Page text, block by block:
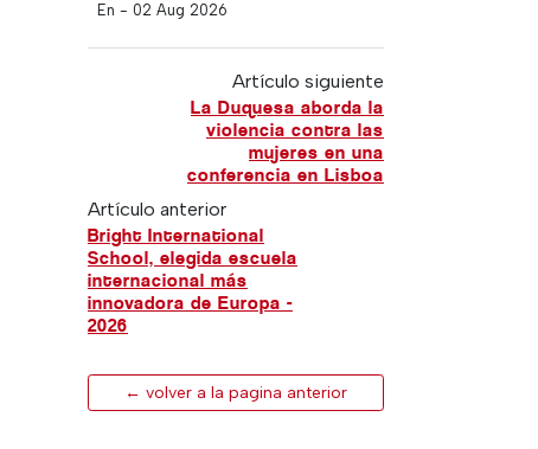
En - 02 Aug 2026
Artículo siguiente
La Duquesa aborda la
violencia contra las
mujeres en una
conferencia en Lisboa
Artículo anterior
Bright International
School, elegida escuela
internacional más
innovadora de Europa -
2026
← volver a la pagina anterior